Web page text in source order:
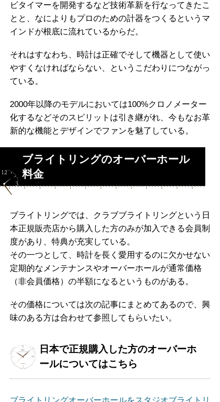
ビタイマーを開発するなど技術革新を行なってきたこ
とと、なによりもプロのための計器をつくるというマ
インドが根底に流れているからだ。
それはすなわち、時計は正確でそして機器として使い
やすくなければならない、というこだわりにつながっ
ている。
2000年以降のモデルにおいては100%クロノメーター
化するなどそのスピリットは引き継がれ、今もなお革
新的な機能とデザインでファンを魅了している。
ブライトリングのオーバーホール
料金
ブライトリングでは、クラブブライトリングという日
本正規販売店から購入した方のみが加入できる会員制
度があり、特典が充実している。
その一つとして、時計を長く愛用するのに欠かせない
定期的なメンテナンスやオーバーホールが通常価格
（非会員価格）の半額になるというものがある。
その価格については次の記事にまとめてあるので、興
味のある方は合わせて参照してもらいたい。
日本で正規購入した方のオーバーホ
ールについてはこちら